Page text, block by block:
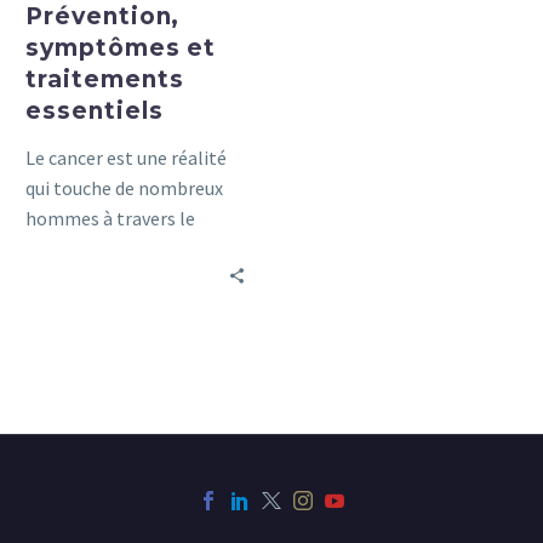
Prévention,
symptômes et
traitements
essentiels
Le cancer est une réalité
qui touche de nombreux
hommes à travers le